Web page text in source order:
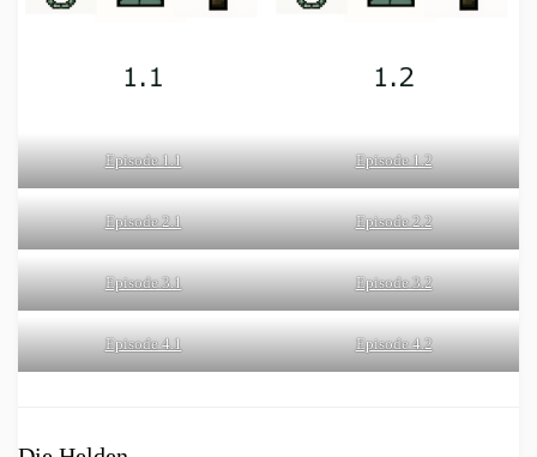
Episode 1.1 Episode 1.2
Episode 2.1 Episode 2.2
Episode 3.1 Episode 3.2
Episode 4.1 Episode 4.2